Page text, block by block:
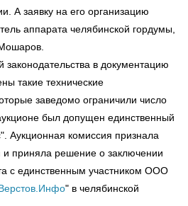
А заявку на его организацию
аппарата челябинской гордумы,
в документацию
такие технические
заведомо ограничили число
был допущен единственный
Аукционная комиссия признала
и приняла решение о заключении
с единственным участником ООО
" в челябинской